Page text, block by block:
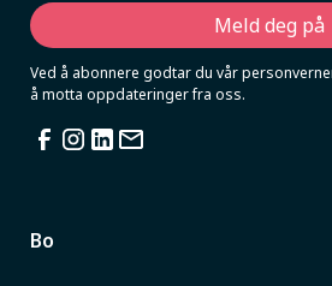
Ved å abonnere godtar du vår
å motta oppdateringer fra oss.
Bo